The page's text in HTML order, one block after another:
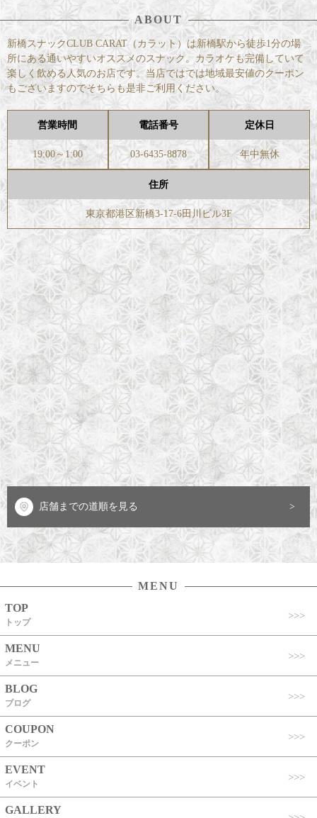
ABOUT
新橋スナックCLUB CARAT（カラット）は新橋駅から徒歩1分の場
所にある通いやすいオススメのスナック。カラオケも完備していて
楽しく飲める人気のお店です。当店ではでは地域最安値のクーポン
もございますのでそちらも是非ご利用ください。
営業時間
19:00～1:00
電話番号
03-6435-8878
定休日
年中無休
住所
東京都港区新橋3-17-6田川ビル3F
店舗までの道順を見る
MENU
TOP
トップ
MENU
メニュー
BLOG
ブログ
COUPON
クーポン
EVENT
イベント
GALLERY